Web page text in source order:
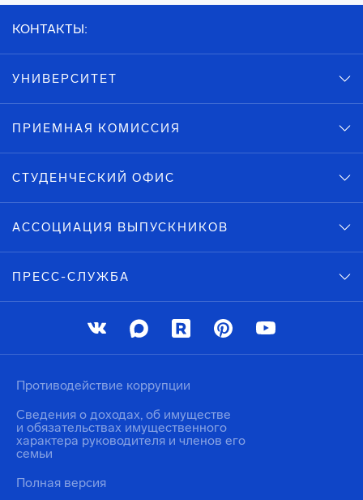
КОНТАКТЫ:
УНИВЕРСИТЕТ
ПРИЕМНАЯ КОМИССИЯ
СТУДЕНЧЕСКИЙ ОФИС
АССОЦИАЦИЯ ВЫПУСКНИКОВ
ПРЕСС-СЛУЖБА
Противодействие коррупции
Сведения о доходах, об имуществе
и обязательствах имущественного
характера руководителя и членов его
семьи
Полная версия